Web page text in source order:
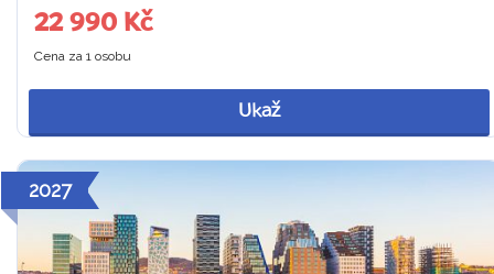
22 990 Kč
Cena za 1 osobu
Ukaž
2027